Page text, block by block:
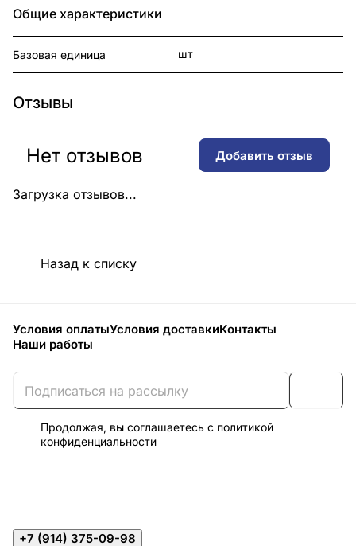
Общие характеристики
Базовая единица шт
Отзывы
Загрузка отзывов...
Нет отзывов Добавить отзыв
Назад к списку
Условия оплатыУсловия доставкиКонтакты
Наши работы
Продолжая, вы соглашаетесь с политикой
конфиденциальности
+7 (914) 375-09-98